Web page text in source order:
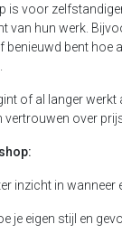
is voor
van hun werk.
benieuwd bent hoe
of al langer
vertrouwen over
inzicht in
je eigen stijl en